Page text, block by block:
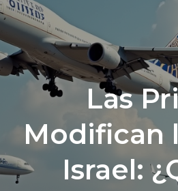
Las
Modifican
Israel: